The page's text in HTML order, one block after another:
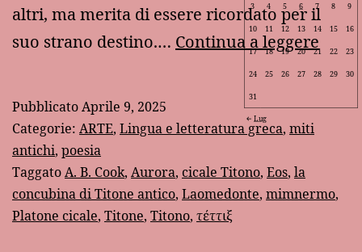
altri, ma merita di essere ricordato per il
suo strano destino.… Continua a leggere
PubblicatoAprile 9, 2025
Categorie: ARTE, Lingua e letteratura greca, miti
antichi, poesia
TaggatoA. B. Cook, Aurora, cicale Titono, Eos, la
concubina di Titone antico, Laomedonte, mimnermo,
Platone cicale, Titone, Titono, τέττιξ
3 4 5 6 7 8 9
10 11 12 13 14 15 16
17 18 19 20 21 22 23
24 25 26 27 28 29 30
31
Lug